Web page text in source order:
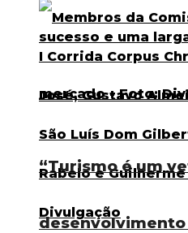
“Turismo é um